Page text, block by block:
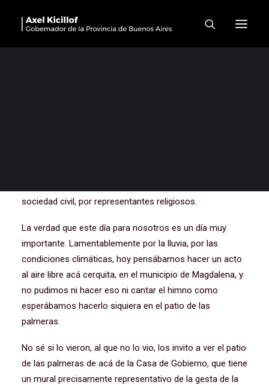
Acto por el Día de la
Soberanía Nacional
sociedad civil, por representantes religiosos.
La verdad que este día para nosotros es un día muy
importante. Lamentablemente por la lluvia, por las
condiciones climáticas, hoy pensábamos hacer un acto
al aire libre acá cerquita, en el municipio de Magdalena, y
no pudimos ni hacer eso ni cantar el himno como
esperábamos hacerlo siquiera en el patio de las
palmeras.
No sé si lo vieron, al que no lo vio, los invito a ver el patio
de las palmeras de acá de la Casa de Gobierno, que tiene
un mural precisamente representativo de la gesta de la